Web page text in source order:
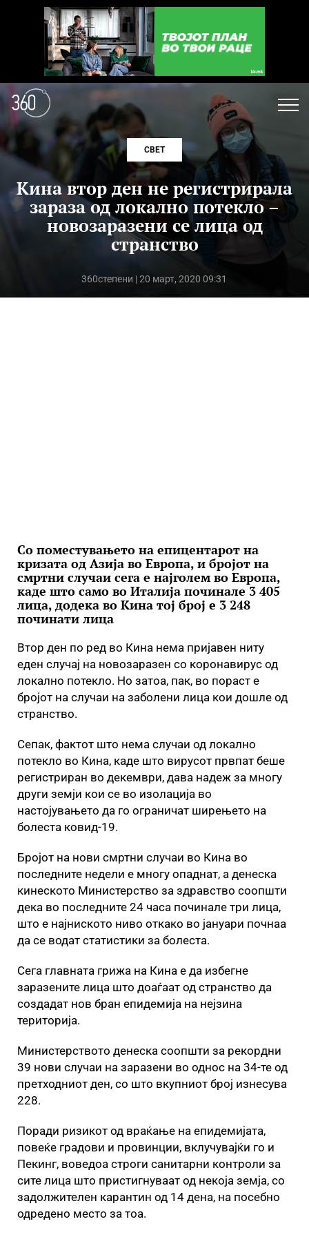
СВЕТ
Кина втор ден не регистрирала
зараза од локално потекло –
новозаразени се лица од
странство
360степени | 20 март, 2020 09:31
Со поместувањето на епицентарот на
кризата од Азија во Европа, и бројот на
смртни случаи сега е најголем во Европа,
каде што само во Италија починале 3 405
лица, додека во Кина тој број е 3 248
починати лица
Втор ден по ред во Кина нема пријавен ниту
еден случај на новозаразен со коронавирус од
локално потекло. Но затоа, пак, во пораст е
бројот на случаи на заболени лица кои дошле од
странство.
Сепак, фактот што нема случаи од локално
потекло во Кина, каде што вирусот првпат беше
регистриран во декември, дава надеж за многу
други земји кои се во изолација во
настојувањето да го ограничат ширењето на
болеста ковид-19.
Бројот на нови смртни случаи во Кина во
последните недели е многу опаднат, а денеска
кинеското Министерство за здравство соопшти
дека во последните 24 часа починале три лица,
што е најниското ниво откако во јануари почнаа
да се водат статистики за болеста.
Сега главната грижа на Кина е да избегне
заразените лица што доаѓаат од странство да
создадат нов бран епидемија на нејзина
територија.
Министерството денеска соопшти за рекордни
39 нови случаи на заразени во однос на 34-те од
претходниот ден, со што вкупниот број изнесува
228.
Поради ризикот од враќање на епидемијата,
повеќе градови и провинции, вклучувајќи го и
Пекинг, воведоа строги санитарни контроли за
сите лица што пристигнуваат од некоја земја, со
задолжителен карантин од 14 дена, на посебно
одредено место за тоа.